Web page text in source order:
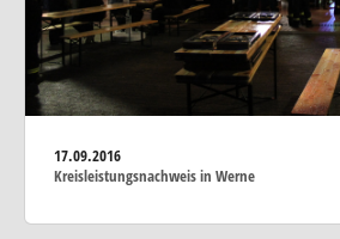
17.09.2016
Kreisleistungsnachweis in Werne